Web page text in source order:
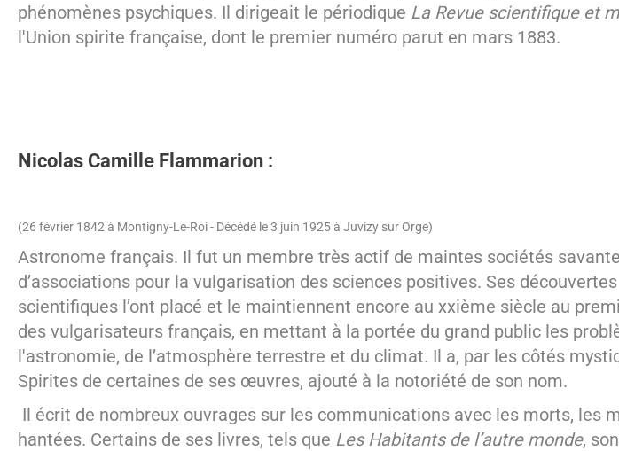
phénomènes psychiques. Il dirigeait le périodique La Revue scientifique et
l'Union spirite française, dont le premier numéro parut en mars 1883.
Nicolas Camille Flammarion :
(26 février 1842 à Montigny-Le-Roi - Décédé le 3 juin 1925 à Juvizy sur Orge)
Astronome français. Il fut un membre très actif de maintes sociétés
d’associations pour la vulgarisation des sciences positives. Ses découvertes
scientifiques l’ont placé et le maintiennent encore au xxième siècle au
des vulgarisateurs français, en mettant à la portée du grand public les
l'astronomie, de l’atmosphère terrestre et du climat. Il a, par les côtés
Spirites de certaines de ses œuvres, ajouté à la notoriété de son nom.
Il écrit de nombreux ouvrages sur les communications avec les morts, les
hantées. Certains de ses livres, tels que Les Habitants de l’autre monde,